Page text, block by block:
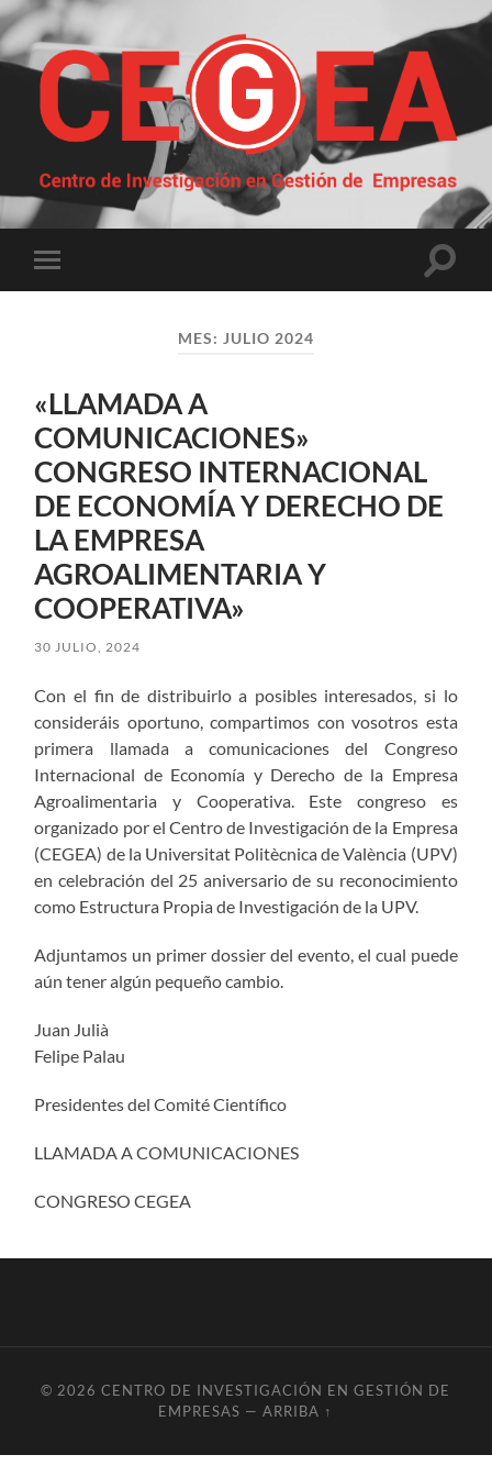
Centro
de
Investigación
Empresas
Alternar
el
MES: JULIO 2024
«LLAMADA A
COMUNICACIONES»
CONGRESO INTERNACIONAL
DE ECONOMÍA Y DERECHO DE
LA EMPRESA
AGROALIMENTARIA Y
COOPERATIVA»
30 JULIO, 2024
Con el fin de distribuirlo a posibles interesados, si lo
consideráis oportuno, compartimos con vosotros esta
primera llamada a comunicaciones del Congreso
Internacional de Economía y Derecho de la Empresa
Agroalimentaria y Cooperativa. Este congreso es
organizado por el Centro de Investigación de la Empresa
(CEGEA) de la Universitat Politècnica de València (UPV)
en celebración del 25 aniversario de su reconocimiento
como Estructura Propia de Investigación de la UPV.
Adjuntamos un primer dossier del evento, el cual puede
aún tener algún pequeño cambio.
Juan Julià
Felipe Palau
Presidentes del Comité Científico
LLAMADA A COMUNICACIONES
CONGRESO CEGEA
© 2026CENTRO DE INVESTIGACIÓN EN GESTIÓN DE
EMPRESAS —ARRIBA ↑